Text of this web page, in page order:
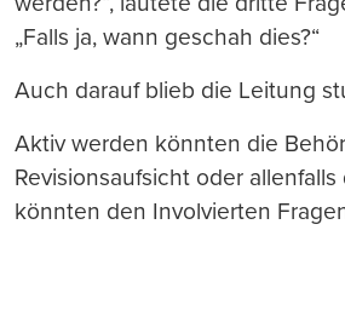
„Falls ja, wann geschah dies?“
Auch darauf blieb die Leitung
Aktiv werden könnten die
Revisionsaufsicht oder allenfalls
könnten den Involvierten